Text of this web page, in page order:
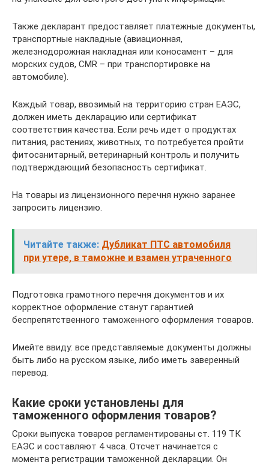
Также декларант предоставляет платежные документы,
транспортные накладные (авиационная,
железнодорожная накладная или коносамент – для
морских судов, CMR – при транспортировке на
автомобиле).
Каждый товар, ввозимый на территорию стран ЕАЭС,
должен иметь декларацию или сертификат
соответствия качества. Если речь идет о продуктах
питания, растениях, животных, то потребуется пройти
фитосанитарный, ветеринарный контроль и получить
подтверждающий безопасность сертификат.
На товары из лицензионного перечня нужно заранее
запросить лицензию.
Читайте также: Дубликат ПТС автомобиля
при утере, в таможне и взамен утраченного
Подготовка грамотного перечня документов и их
корректное оформление станут гарантией
беспрепятственного таможенного оформления товаров.
Имейте ввиду: все представляемые документы должны
быть либо на русском языке, либо иметь заверенный
перевод.
Какие сроки установлены для
таможенного оформления товаров?
Сроки выпуска товаров регламентированы ст. 119 ТК
ЕАЭС и составляют 4 часа. Отсчет начинается с
момента регистрации таможенной декларации. Он